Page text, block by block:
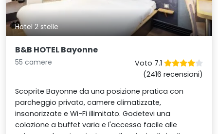
Hotel 2 stelle
B&B HOTEL Bayonne
55 camere
Voto 7.1
(2416 recensioni)
Scoprite Bayonne da una posizione pratica con
parcheggio privato, camere climatizzate,
insonorizzate e Wi-Fi illimitato. Godetevi una
colazione a buffet varia e l'accesso facile alle